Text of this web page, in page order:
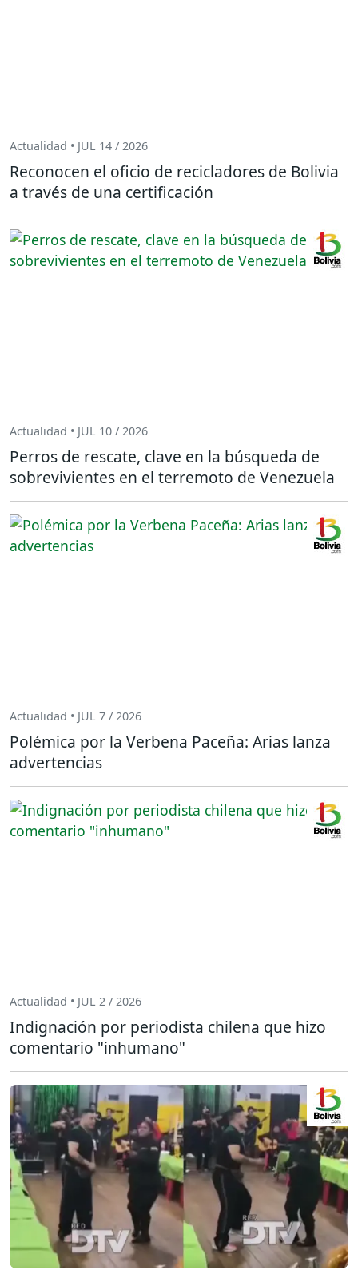
Actualidad • JUL 14 / 2026
Reconocen el oficio de recicladores de Bolivia
a través de una certificación
Actualidad • JUL 10 / 2026
Perros de rescate, clave en la búsqueda de
sobrevivientes en el terremoto de Venezuela
Actualidad • JUL 7 / 2026
Polémica por la Verbena Paceña: Arias lanza
advertencias
Actualidad • JUL 2 / 2026
Indignación por periodista chilena que hizo
comentario "inhumano"